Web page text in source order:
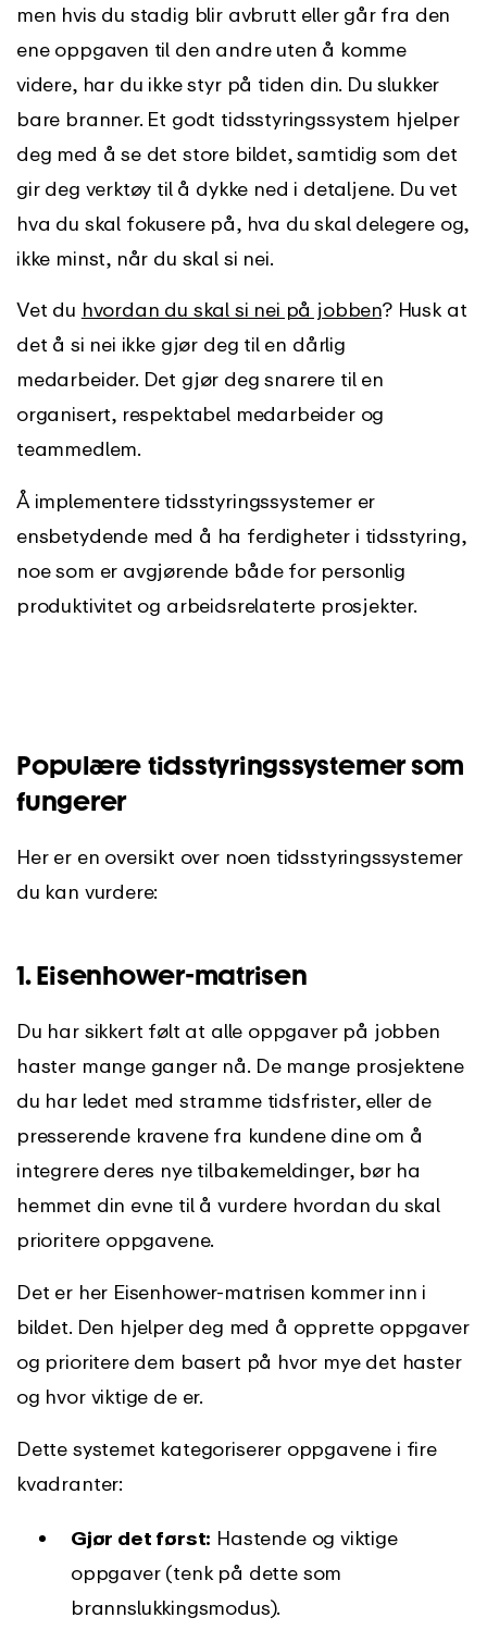
men hvis du stadig blir avbrutt eller går fra den
ene oppgaven til den andre uten å komme
videre, har du ikke styr på tiden din. Du slukker
bare branner. Et godt tidsstyringssystem hjelper
deg med å se det store bildet, samtidig som det
gir deg verktøy til å dykke ned i detaljene. Du vet
hva du skal fokusere på, hva du skal delegere og,
ikke minst, når du skal si nei.
Vet du hvordan du skal si nei på jobben? Husk at
det å si nei ikke gjør deg til en dårlig
medarbeider. Det gjør deg snarere til en
organisert, respektabel medarbeider og
teammedlem.
Å implementere tidsstyringssystemer er
ensbetydende med å ha ferdigheter i tidsstyring,
noe som er avgjørende både for personlig
produktivitet og arbeidsrelaterte prosjekter.
Populære tidsstyringssystemer som
fungerer
Her er en oversikt over noen tidsstyringssystemer
du kan vurdere:
1.Eisenhower-matrisen
Du har sikkert følt at alle oppgaver på jobben
haster mange ganger nå. De mange prosjektene
du har ledet med stramme tidsfrister, eller de
presserende kravene fra kundene dine om å
integrere deres nye tilbakemeldinger, bør ha
hemmet din evne til å vurdere hvordan du skal
prioritere oppgavene.
Det er her Eisenhower-matrisen kommer inn i
bildet. Den hjelper deg med å opprette oppgaver
og prioritere dem basert på hvor mye det haster
og hvor viktige de er.
Dette systemet kategoriserer oppgavene i fire
kvadranter:
Gjør det først: Hastende og viktige
oppgaver (tenk på dette som
brannslukkingsmodus).